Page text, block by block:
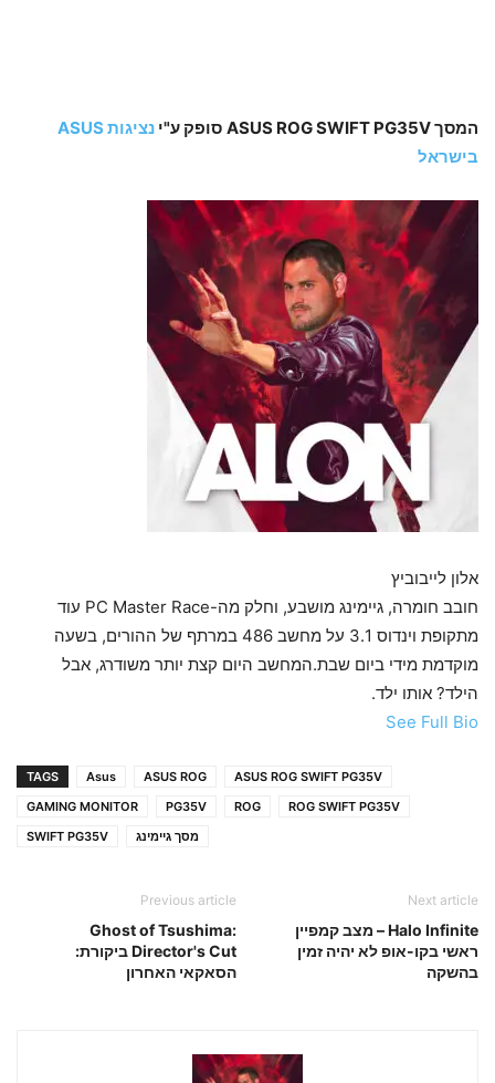
המסך ASUS ROG SWIFT PG35V סופק ע"י
נציגות ASUS
בישראל
אלון לייבוביץ
חובב חומרה, גיימינג מושבע, וחלק מה-PC Master Race עוד
מתקופת וינדוס 3.1 על מחשב 486 במרתף של ההורים, בשעה
מוקדמת מידי ביום שבת.המחשב היום קצת יותר משודרג, אבל
הילד? אותו ילד.
See Full Bio
TAGS Asus ASUS ROG
ASUS ROG SWIFT PG35V
GAMING MONITOR
PG35V ROG
ROG SWIFT PG35V
SWIFT PG35V
מסך גיימינג
Previous article
Ghost of Tsushima:
Director's Cut ביקורת:
הסאקאי האחרון
Next article
Halo Infinite – מצב קמפיין
ראשי בקו-אופ לא יהיה זמין
בהשקה